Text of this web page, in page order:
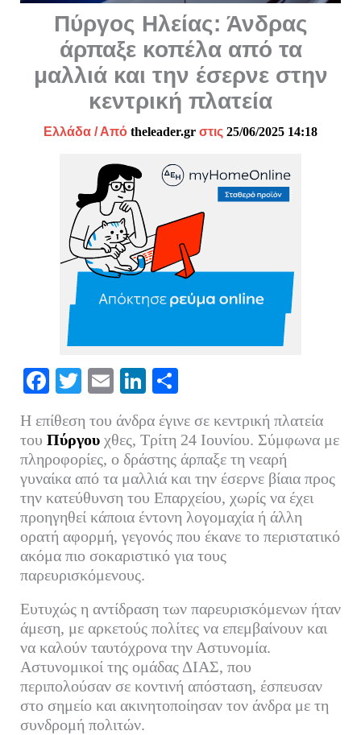
Πύργος Ηλείας: Άνδρας
άρπαξε κοπέλα από τα
μαλλιά και την έσερνε στην
κεντρική πλατεία
Ελλάδα / Από theleader.gr στις 25/06/2025 14:18
Fa
ce
bo
ok
T
tte
r
E
m
ail
Li
nk
ed
In
ρ
α
στ
εί
τε
Η επίθεση του άνδρα έγινε σε κεντρική πλατεία
του Πύργουχθες, Τρίτη 24 Ιουνίου. Σύμφωνα με
πληροφορίες, ο δράστης άρπαξε τη νεαρή
γυναίκα από τα μαλλιά και την έσερνε βίαια προς
την κατεύθυνση του Επαρχείου, χωρίς να έχει
προηγηθεί κάποια έντονη λογομαχία ή άλλη
ορατή αφορμή, γεγονός που έκανε το περιστατικό
ακόμα πιο σοκαριστικό για τους
παρευρισκόμενους.
Ευτυχώς η αντίδραση των παρευρισκόμενων ήταν
άμεση, με αρκετούς πολίτες να επεμβαίνουν και
να καλούν ταυτόχρονα την Αστυνομία.
Αστυνομικοί της ομάδας ΔΙΑΣ, που
περιπολούσαν σε κοντινή απόσταση, έσπευσαν
στο σημείο και ακινητοποίησαν τον άνδρα με τη
συνδρομή πολιτών.